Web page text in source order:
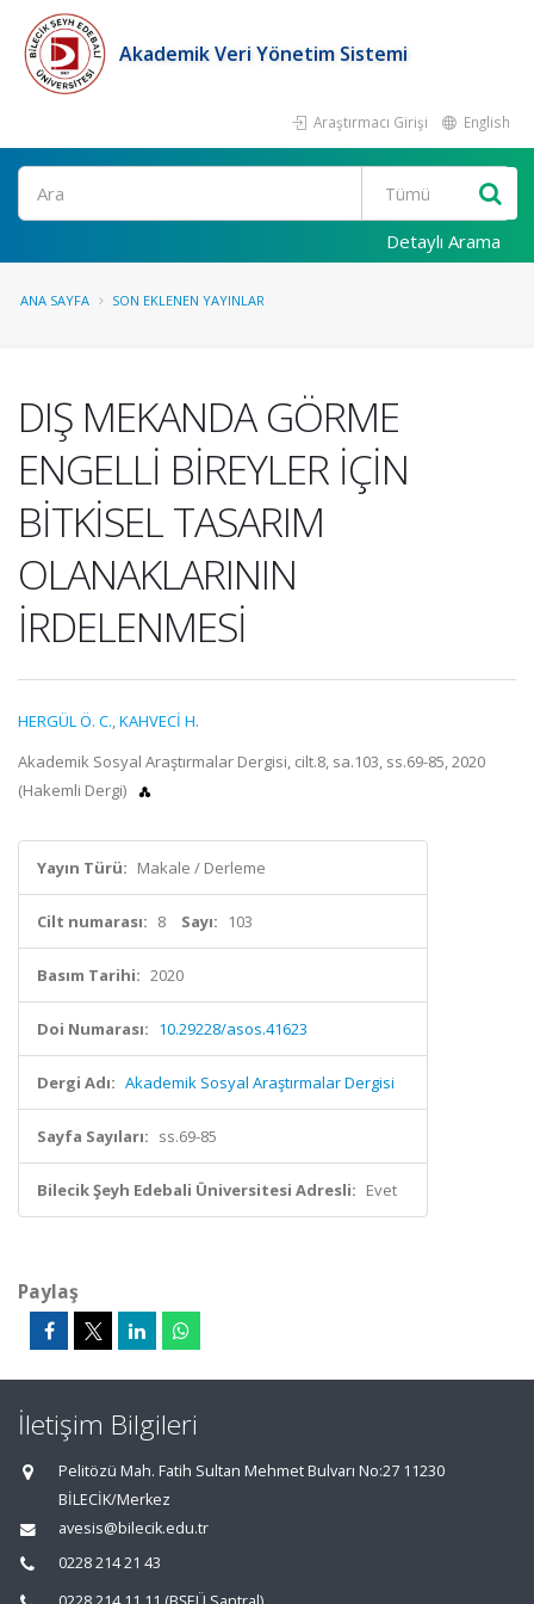
Akademik Veri Yönetim Sistemi
Araştırmacı Girişi English
Ara
Detaylı Arama
ANA SAYFA SON EKLENEN YAYINLAR
DIŞ MEKANDA GÖRME
ENGELLİ BİREYLER İÇİN
BİTKİSEL TASARIM
OLANAKLARININ
İRDELENMESİ
HERGÜL Ö. C.,KAHVECİ H.
Akademik Sosyal Araştırmalar Dergisi, cilt.8, sa.103, ss.69-85, 2020
(Hakemli Dergi)
Yayın Türü: Makale / Derleme
Cilt numarası: 8 Sayı: 103
Basım Tarihi: 2020
Doi Numarası: 10.29228/asos.41623
Dergi Adı: Akademik Sosyal Araştırmalar Dergisi
Sayfa Sayıları: ss.69-85
Bilecik Şeyh Edebali Üniversitesi Adresli: Evet
Paylaş
İletişim Bilgileri
Pelitözü Mah. Fatih Sultan Mehmet Bulvarı No:27 11230
BİLECİK/Merkez
avesis@bilecik.edu.tr
0228 214 21 43